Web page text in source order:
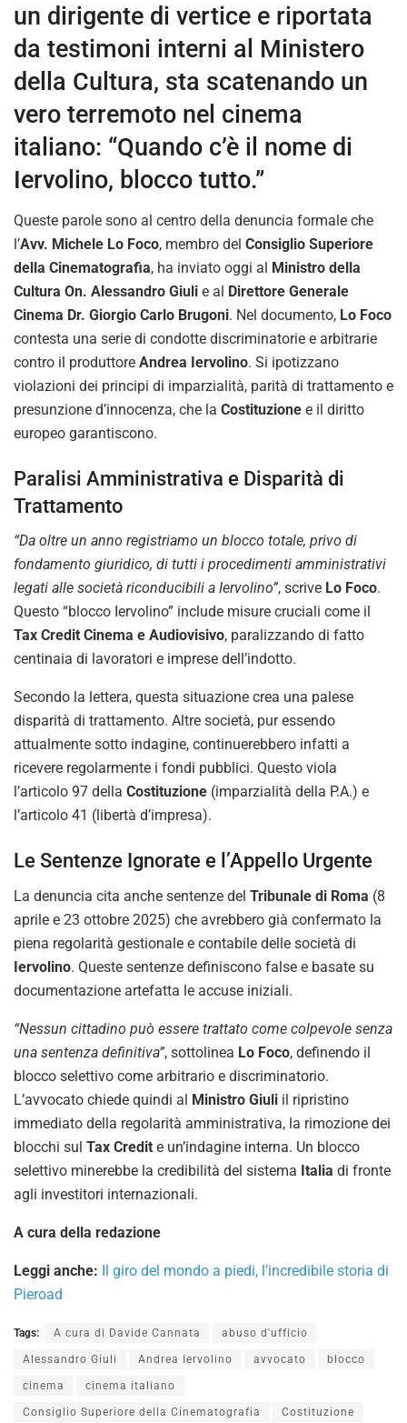
un dirigente di vertice e riportata
da testimoni interni al Ministero
della Cultura, sta scatenando un
vero terremoto nel cinema
italiano: “Quando c’è il nome di
Iervolino, blocco tutto.”
Queste parole sono al centro della denuncia formale che
l’Avv. Michele Lo Foco, membro del Consiglio Superiore
della Cinematografia, ha inviato oggi al Ministro della
Cultura On. Alessandro Giuli e al Direttore Generale
Cinema Dr. Giorgio Carlo Brugoni. Nel documento, Lo Foco
contesta una serie di condotte discriminatorie e arbitrarie
contro il produttore Andrea Iervolino. Si ipotizzano
violazioni dei principi di imparzialità, parità di trattamento e
presunzione d’innocenza, che la Costituzione e il diritto
europeo garantiscono.
Paralisi Amministrativa e Disparità di
Trattamento
“Da oltre un anno registriamo un blocco totale, privo di
fondamento giuridico, di tutti i procedimenti amministrativi
legati alle società riconducibili a Iervolino”, scrive Lo Foco.
Questo “blocco Iervolino” include misure cruciali come il
Tax Credit Cinema e Audiovisivo, paralizzando di fatto
centinaia di lavoratori e imprese dell’indotto.
Secondo la lettera, questa situazione crea una palese
disparità di trattamento. Altre società, pur essendo
attualmente sotto indagine, continuerebbero infatti a
ricevere regolarmente i fondi pubblici. Questo viola
l’articolo 97 della Costituzione (imparzialità della P.A.) e
l’articolo 41 (libertà d’impresa).
Le Sentenze Ignorate e l’Appello Urgente
La denuncia cita anche sentenze del Tribunale di Roma (8
aprile e 23 ottobre 2025) che avrebbero già confermato la
piena regolarità gestionale e contabile delle società di
Iervolino. Queste sentenze definiscono false e basate su
documentazione artefatta le accuse iniziali.
“Nessun cittadino può essere trattato come colpevole senza
una sentenza definitiva”, sottolinea Lo Foco, definendo il
blocco selettivo come arbitrario e discriminatorio.
L’avvocato chiede quindi al Ministro Giuli il ripristino
immediato della regolarità amministrativa, la rimozione dei
blocchi sul Tax Credit e un’indagine interna. Un blocco
selettivo minerebbe la credibilità del sistema Italia di fronte
agli investitori internazionali.
A cura della redazione
Leggi anche: Il giro del mondo a piedi, l’incredibile storia di
Pieroad
Tags: A cura di Davide Cannata abuso d'ufficio
Alessandro Giuli Andrea Iervolino avvocato blocco
cinema cinema italiano
Consiglio Superiore della Cinematografia Costituzione